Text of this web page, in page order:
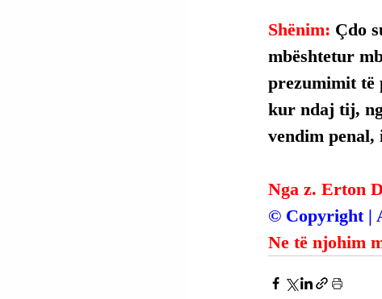
Shënim: Çdo
mbështetur
prezumimit të
kur ndaj tij,
vendim penal,
Nga z. Erton
© Copyright |
Ne të njohim